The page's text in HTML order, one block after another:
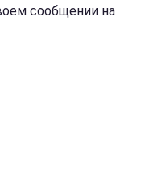
сообщении на